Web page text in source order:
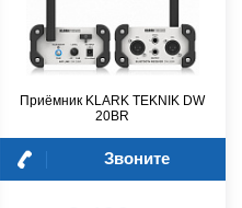
Приёмник KLARK TEKNIK DW
20BR
Звоните